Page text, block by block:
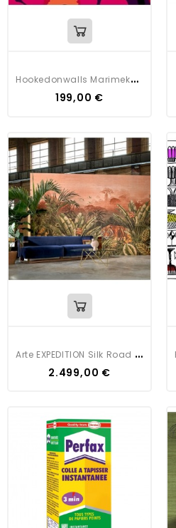
H
Ookedonwalls Marimekko Volume 5
199,00 €
A
Rte EXPEDITION Silk Road Garden
2.499,00 €